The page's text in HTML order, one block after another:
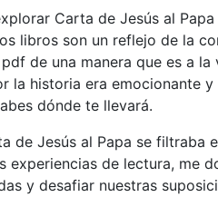
Carta de Jesús al
libros son un reflejo de la
de una manera que es a
la historia era emocionante
dónde te llevará.
de Jesús al Papa se filtraba
experiencias de lectura, me
y desafiar nuestras